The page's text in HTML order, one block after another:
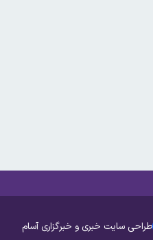
طراحی سایت خبری و خبرگزاری آسام